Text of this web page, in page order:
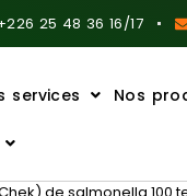
25 48 36 16/17
services Nos